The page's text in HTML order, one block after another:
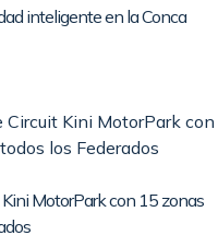
inteligente en la Conca
MotorPark con 15 zonas